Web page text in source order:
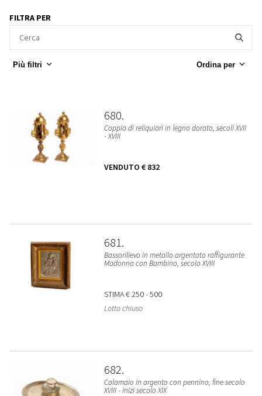
FILTRA PER
Più filtri Ordina per
680
Coppia di reliquiari in legno dorato, secoli XVII
- XVIII
VENDUTO € 832
681
Bassorilievo in metallo argentato raffigurante
Madonna con Bambino, secolo XVIII
STIMA€ 250 - 500
Lotto chiuso
682
Calamaio in argento con pennino, fine secolo
XVIII - inizi secolo XIX